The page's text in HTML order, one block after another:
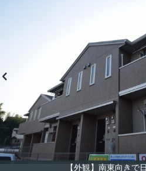
【外観】南東向きで